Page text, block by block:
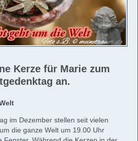
Kerze für Marie zum
an.
im Dezember stellen seit vielen
die ganze Welt um 19.00 Uhr